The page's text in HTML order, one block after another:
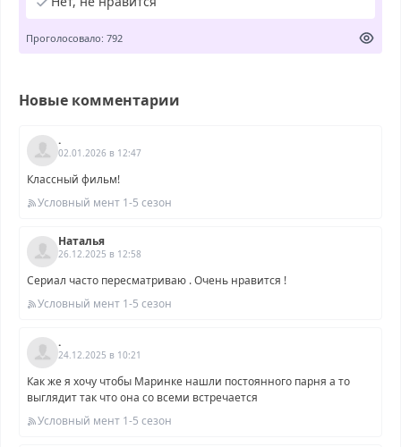
Проголосовало: 792
Новые комментарии
.
02.01.2026 в 12:47
Классный фильм!
Условный мент 1-5 сезон
Наталья
26.12.2025 в 12:58
Сериал часто пересматриваю . Очень нравится !
Условный мент 1-5 сезон
.
24.12.2025 в 10:21
Как же я хочу чтобы Маринке нашли постоянного парня а то
выглядит так что она со всеми встречается
Условный мент 1-5 сезон